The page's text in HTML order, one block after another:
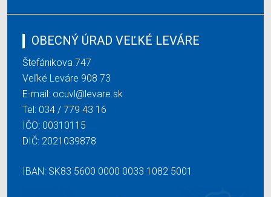
OBECNÝ ÚRAD VEĽKÉ LEVÁRE
Štefánikova 747
Veľké Leváre 908 73
E-mail: ocuvl@levare.sk
Tel: 034 / 779 43 16
IČO: 00310115
DIČ: 2021039878
IBAN: SK83 5600 0000 0033 1082 5001